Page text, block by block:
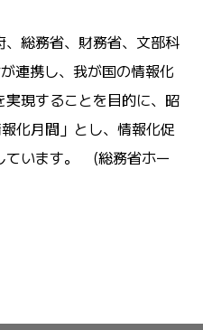
総務省、財務省、文部科
連携し、我が国の情報化
現することを目的に、昭
化月間」とし、情報化促
ています。 (総務省ホー